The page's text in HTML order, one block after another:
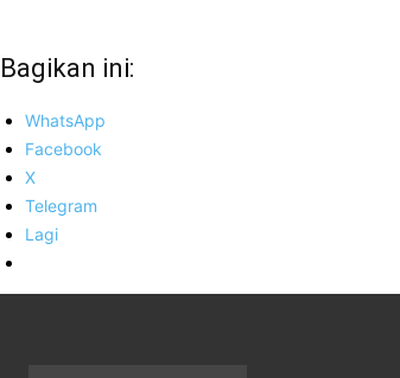
Bagikan ini:
WhatsApp
Facebook
X
Telegram
Lagi